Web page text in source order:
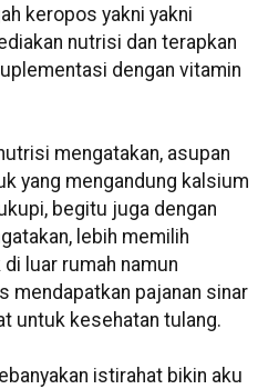
keropos yakni yakni
nutrisi dan terapkan
dengan vitamin
mengatakan, asupan
yang mengandung kalsium
begitu juga dengan
lebih memilih
luar rumah namun
mendapatkan pajanan sinar
untuk kesehatan tulang.
istirahat bikin aku